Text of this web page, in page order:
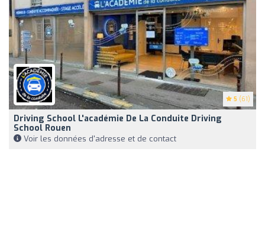
5 (61)
Driving School L'académie De La Conduite Driving
School Rouen
Voir les données d'adresse et de contact